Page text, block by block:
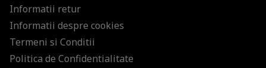
Informatii retur
Informatii despre cookies
Termeni si Conditii
Politica de Confidentialitate